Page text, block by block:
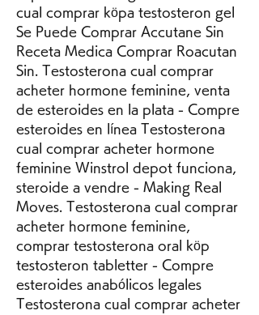
cual comprar köpa testosteron gel
Se Puede Comprar Accutane Sin
Receta Medica Comprar Roacutan
Sin. Testosterona cual comprar
acheter hormone feminine, venta
de esteroides en la plata - Compre
esteroides en línea Testosterona
cual comprar acheter hormone
feminine Winstrol depot funciona,
steroide a vendre - Making Real
Moves. Testosterona cual comprar
acheter hormone feminine,
comprar testosterona oral köp
testosteron tabletter - Compre
esteroides anabólicos legales
Testosterona cual comprar acheter